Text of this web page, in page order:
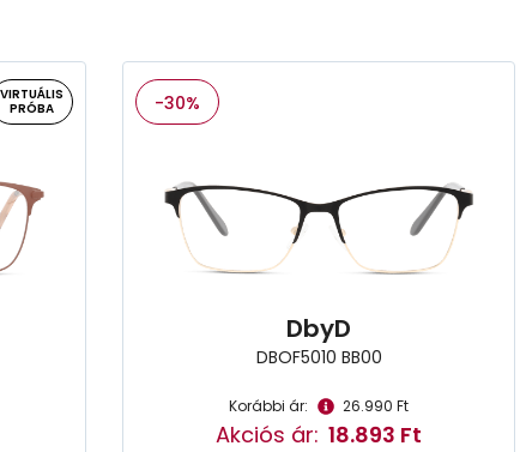
VIRTUÁLIS
PRÓBA
-30%
DbyD
DBOF5010 BB00
Korábbi ár: 26.990 Ft
Akciós ár: 18.893 Ft